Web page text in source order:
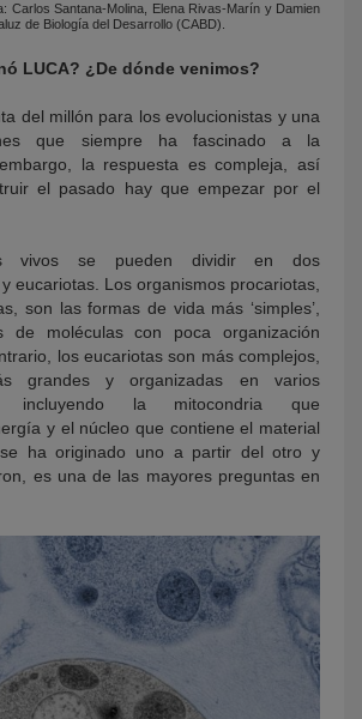
Carlos Santana-Molina, Elena Rivas-Marín y Damien
de Biología del Desarrollo (CABD).
LUCA? ¿De dónde venimos?
del millón para los evolucionistas y una
que siempre ha fascinado a la
la respuesta es compleja, así
el pasado hay que empezar por el
vivos se pueden dividir en dos
eucariotas. Los organismos procariotas,
son las formas de vida más ‘simples’,
de moléculas con poca organización
los eucariotas son más complejos,
grandes y organizadas en varios
incluyendo la mitocondria que
y el núcleo que contiene el material
ha originado uno a partir del otro y
es una de las mayores preguntas en